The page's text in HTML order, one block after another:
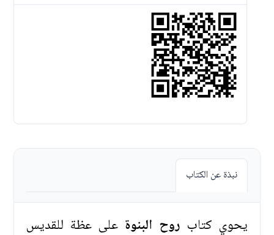
نبذة عن الكتاب
يحوي كتاب روح البنوة على عظة للقديس